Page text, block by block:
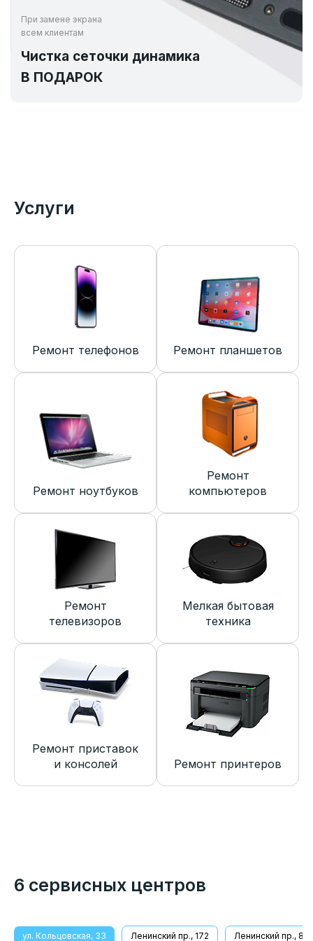
При замене экрана
всем клиентам
Чистка сеточки динамика
В ПОДАРОК
Услуги
Ремонт телефонов Ремонт планшетов
Ремонт ноутбуков
Ремонт
компьютеров
Ремонт
телевизоров
Мелкая бытовая
техника
Ремонт приставок
и консолей
Ремонт принтеров
6 сервисных центров
ул. Кольцовская, 33 Ленинский пр., 172 Ленинский пр., 8/1